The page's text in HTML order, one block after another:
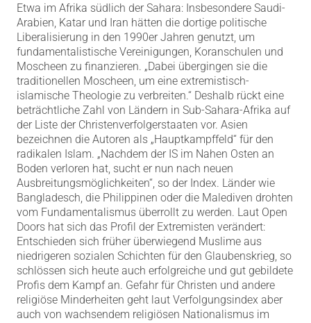
Etwa im Afrika südlich der Sahara: Insbesondere Saudi-
Arabien, Katar und Iran hätten die dortige politische
Liberalisierung in den 1990er Jahren genutzt, um
fundamentalistische Vereinigungen, Koranschulen und
Moscheen zu finanzieren. „Dabei übergingen sie die
traditionellen Moscheen, um eine extremistisch-
islamische Theologie zu verbreiten.“ Deshalb rückt eine
beträchtliche Zahl von Ländern in Sub-Sahara-Afrika auf
der Liste der Christenverfolgerstaaten vor. Asien
bezeichnen die Autoren als „Hauptkampffeld“ für den
radikalen Islam. „Nachdem der IS im Nahen Osten an
Boden verloren hat, sucht er nun nach neuen
Ausbreitungsmöglichkeiten“, so der Index. Länder wie
Bangladesch, die Philippinen oder die Malediven drohten
vom Fundamentalismus überrollt zu werden. Laut Open
Doors hat sich das Profil der Extremisten verändert:
Entschieden sich früher überwiegend Muslime aus
niedrigeren sozialen Schichten für den Glaubenskrieg, so
schlössen sich heute auch erfolgreiche und gut gebildete
Profis dem Kampf an. Gefahr für Christen und andere
religiöse Minderheiten geht laut Verfolgungsindex aber
auch von wachsendem religiösen Nationalismus im